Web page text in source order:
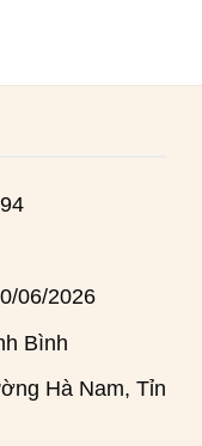
06/2026
Bình
Hà Nam, Tỉnh